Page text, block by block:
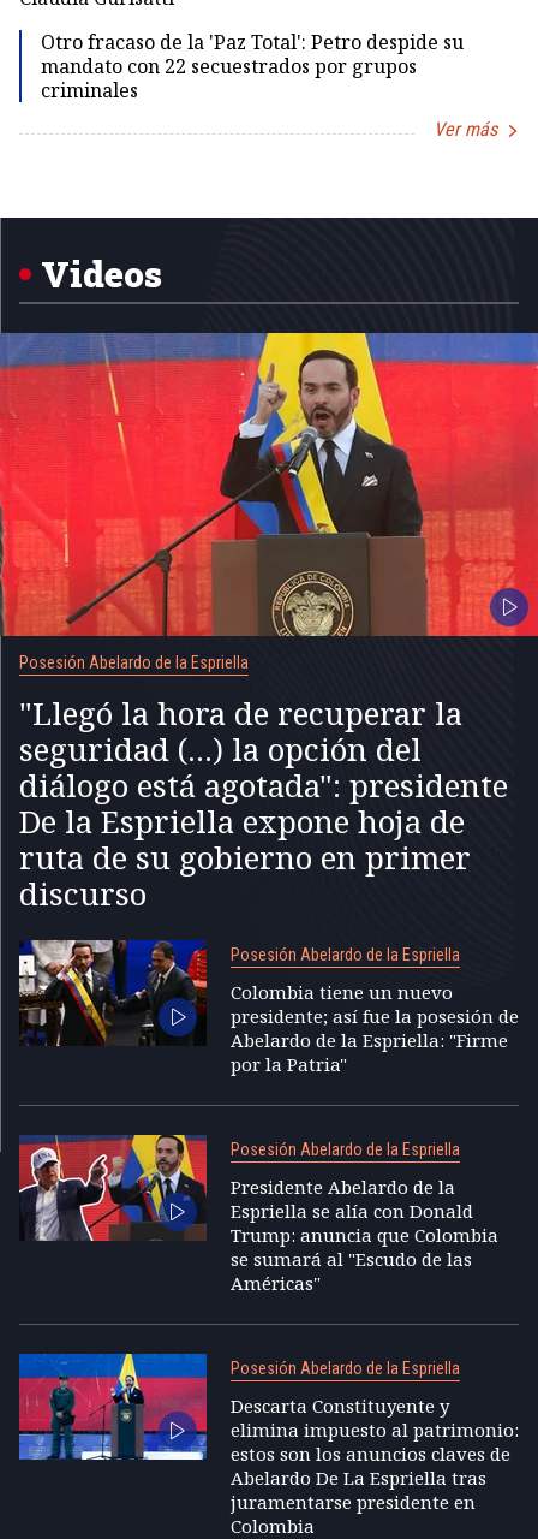
Otro fracaso de la 'Paz Total': Petro despide su
mandato con 22 secuestrados por grupos
criminales
Ver más
5
Videos
Posesión Abelardo de la Espriella
"Llegó la hora de recuperar la
seguridad (...) la opción del
diálogo está agotada": presidente
De la Espriella expone hoja de
ruta de su gobierno en primer
discurso
Posesión Abelardo de la Espriella
Colombia tiene un nuevo
presidente; así fue la posesión de
Abelardo de la Espriella: "Firme
por la Patria"
Posesión Abelardo de la Espriella
Presidente Abelardo de la
Espriella se alía con Donald
Trump: anuncia que Colombia
se sumará al "Escudo de las
Américas"
Posesión Abelardo de la Espriella
Descarta Constituyente y
elimina impuesto al patrimonio:
estos son los anuncios claves de
Abelardo De La Espriella tras
juramentarse presidente en
Colombia